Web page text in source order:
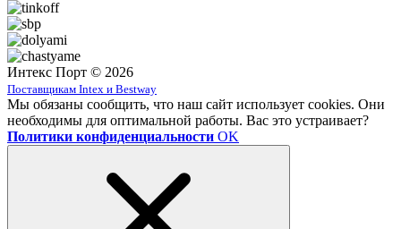
Интекс Порт © 2026
Поставщикам Intex и Bestway
Мы обязаны сообщить, что наш сайт использует cookies. Они
необходимы для оптимальной работы. Вас это устраивает?
Политики конфиденциальности OK